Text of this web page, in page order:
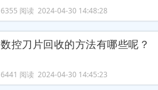
6355 阅读 2024-04-30 14:48:28
数控刀片回收的方法有哪些呢？
6441 阅读 2024-04-30 14:45:23